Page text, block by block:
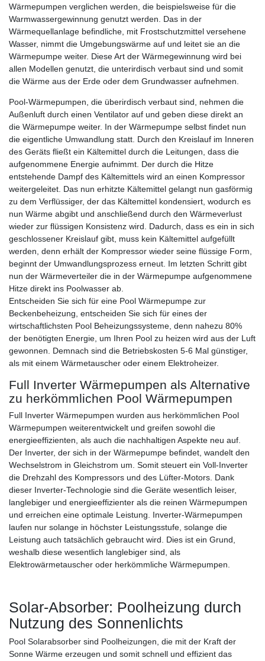
Wärmepumpen verglichen werden, die beispielsweise für die
Warmwassergewinnung genutzt werden. Das in der
Wärmequellanlage befindliche, mit Frostschutzmittel versehene
Wasser, nimmt die Umgebungswärme auf und leitet sie an die
Wärmepumpe weiter. Diese Art der Wärmegewinnung wird bei
allen Modellen genutzt, die unterirdisch verbaut sind und somit
die Wärme aus der Erde oder dem Grundwasser aufnehmen.
Pool-Wärmepumpen, die überirdisch verbaut sind, nehmen die
Außenluft durch einen Ventilator auf und geben diese direkt an
die Wärmepumpe weiter. In der Wärmepumpe selbst findet nun
die eigentliche Umwandlung statt. Durch den Kreislauf im Inneren
des Geräts fließt ein Kältemittel durch die Leitungen, dass die
aufgenommene Energie aufnimmt. Der durch die Hitze
entstehende Dampf des Kältemittels wird an einen Kompressor
weitergeleitet. Das nun erhitzte Kältemittel gelangt nun gasförmig
zu dem Verflüssiger, der das Kältemittel kondensiert, wodurch es
nun Wärme abgibt und anschließend durch den Wärmeverlust
wieder zur flüssigen Konsistenz wird. Dadurch, dass es ein in sich
geschlossener Kreislauf gibt, muss kein Kältemittel aufgefüllt
werden, denn erhält der Kompressor wieder seine flüssige Form,
beginnt der Umwandlungsprozess erneut. Im letzten Schritt gibt
nun der Wärmeverteiler die in der Wärmepumpe aufgenommene
Hitze direkt ins Poolwasser ab.
Entscheiden Sie sich für eine Pool Wärmepumpe zur
Beckenbeheizung, entscheiden Sie sich für eines der
wirtschaftlichsten Pool Beheizungssysteme, denn nahezu 80%
der benötigten Energie, um Ihren Pool zu heizen wird aus der Luft
gewonnen. Demnach sind die Betriebskosten 5-6 Mal günstiger,
als mit einem Wärmetauscher oder einem Elektroheizer.
Full Inverter Wärmepumpen als Alternative
zu herkömmlichen Pool Wärmepumpen
Full Inverter Wärmepumpen wurden aus herkömmlichen Pool
Wärmepumpen weiterentwickelt und greifen sowohl die
energieeffizienten, als auch die nachhaltigen Aspekte neu auf.
Der Inverter, der sich in der Wärmepumpe befindet, wandelt den
Wechselstrom in Gleichstrom um. Somit steuert ein Voll-Inverter
die Drehzahl des Kompressors und des Lüfter-Motors. Dank
dieser Inverter-Technologie sind die Geräte wesentlich leiser,
langlebiger und energieeffizienter als die reinen Wärmepumpen
und erreichen eine optimale Leistung. Inverter-Wärmepumpen
laufen nur solange in höchster Leistungsstufe, solange die
Leistung auch tatsächlich gebraucht wird. Dies ist ein Grund,
weshalb diese wesentlich langlebiger sind, als
Elektrowärmetauscher oder herkömmliche Wärmepumpen.
Solar-Absorber: Poolheizung durch
Nutzung des Sonnenlichts
Pool Solarabsorber sind Poolheizungen, die mit der Kraft der
Sonne Wärme erzeugen und somit schnell und effizient das